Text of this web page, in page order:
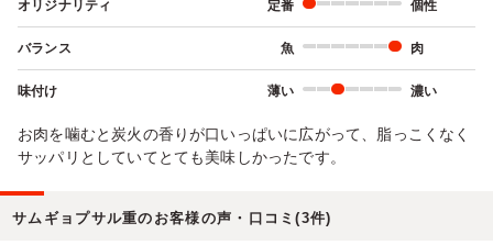
オリジナリティ 定番 個性
バランス 魚 肉
味付け 薄い 濃い
お肉を噛むと炭火の香りが口いっぱいに広がって、脂っこくなく
サッパリとしていてとても美味しかったです。
サムギョプサル重のお客様の声・口コミ(3件)